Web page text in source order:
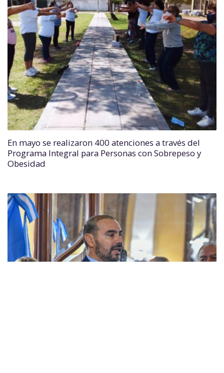
En mayo se realizaron 400 atenciones a través del
Programa Integral para Personas con Sobrepeso y
Obesidad